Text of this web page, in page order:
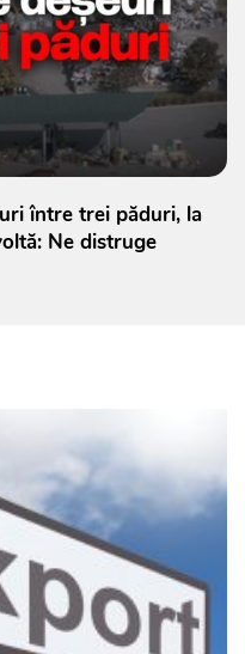
între trei păduri, la
Ne distruge